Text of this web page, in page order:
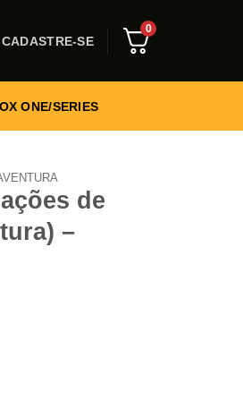
SE
0
ONE/SERIES
de
–